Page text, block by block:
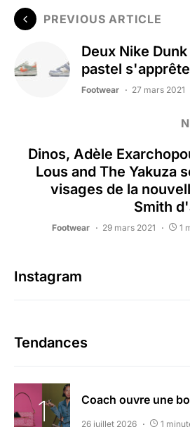
PREVIOUS ARTICLE
Deux Nike
pastel
Footwear 27 mars 2021
Dinos, Adèle
Lous and The Yakuza
visages de la
Smith
Footwear 29 mars 2021 1
Instagram
Tendances
Coach ouvre une
26 juillet 2026 1